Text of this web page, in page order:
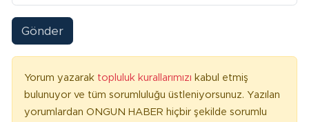
Gönder
Yorum yazarak topluluk kurallarımızı kabul etmiş
bulunuyor ve tüm sorumluluğu üstleniyorsunuz. Yazılan
yorumlardan ONGUN HABER hiçbir şekilde sorumlu